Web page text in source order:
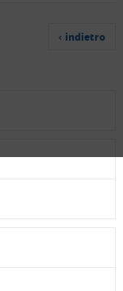
‹ indietro